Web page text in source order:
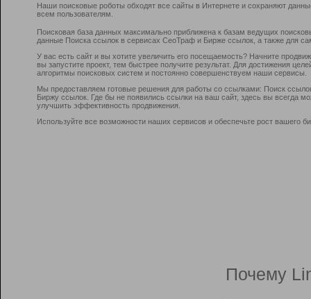
Наши поисковые роботы обходят все сайты в Интернете и сохраняют
всем пользователям.
Поисковая база данных максимально приближена к базам ведущих
данные Поиска ссылок в сервисах СеоТраф и Бирже ссылок, а также для
У вас есть сайт и вы хотите увеличить его посещаемость? Начните
вы запустите проект, тем быстрее получите результат. Для достижения
алгоритмы поисковых систем и постоянно совершенствуем наши сервисы.
Мы предоставляем готовые решения для работы со ссылками: Поиск
Биржу ссылок. Где бы не появились ссылки на ваш сайт, здесь вы всегда
улучшить эффективность продвижения.
Используйте все возможности наших сервисов и обеспечьте рост вашего
Почему